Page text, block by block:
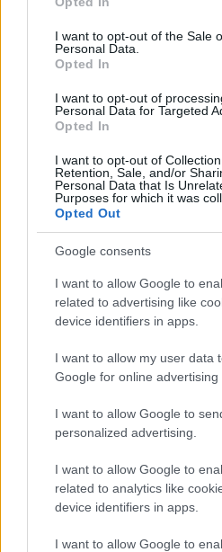
use your data for below specified
consent section.
I want to opt-out of the Sale
Personal Data.
Opted In
I want to opt-out of
Personal Data for Targeted
Opted In
I want to opt-out of
Retention, Sale, and/or
Personal Data that Is
Purposes for which it was
Opted Out
Google consents
I want to allow Google to
related to advertising like
device identifiers in apps.
I want to allow my user data
Google for online advertising
I want to allow Google to
personalized advertising.
I want to allow Google to
related to analytics like
device identifiers in apps.
I want to allow Google to
embereknek a
De természetesen a Razem
párt béremeléseket, jobb
általuk elképzelt lengyel
megvalósításához
százalékra kivetett 75
képzelik el. A Razem
adóelkerülést, emelné a
megadóztatná a multikat.
Mi lesz most?
Mivel Lengyelországban
tilalom van a voksolást
tudjuk, mire lesz elég a párt
átugorják-e az öt százalékos
feljogosító küszöböt. Az
lényegében ismeretlen párt
szavazatokra, és a
képesek-e saját
lendületbe csatornázni.
beszámolunk erről a Mércén.